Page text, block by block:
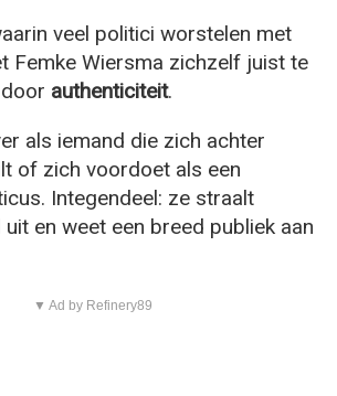
veel politici worstelen met
Femke Wiersma zichzelf juist te
authenticiteit.
als iemand die zich achter
of zich voordoet als een
Integendeel: ze straalt
en weet een breed publiek aan
▼ Ad by Refinery89